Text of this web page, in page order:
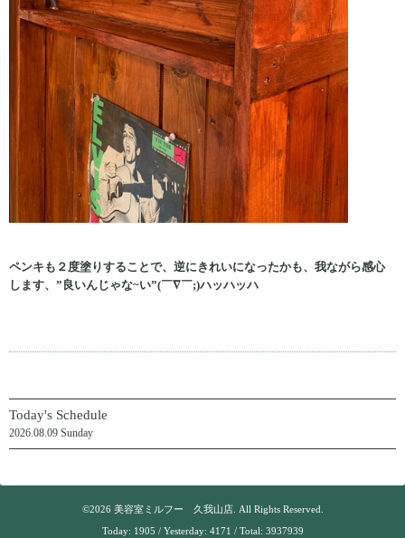
ペンキも２度塗りすることで、逆にきれいになったかも、我ながら感心
します、”良いんじゃな~い”(￣∇￣;)ハッハッハ
Today's Schedule
2026.08.09 Sunday
©2026 美容室ミルフー 久我山店. All Rights Reserved.
Today: 1905 / Yesterday: 4171 / Total: 3937939